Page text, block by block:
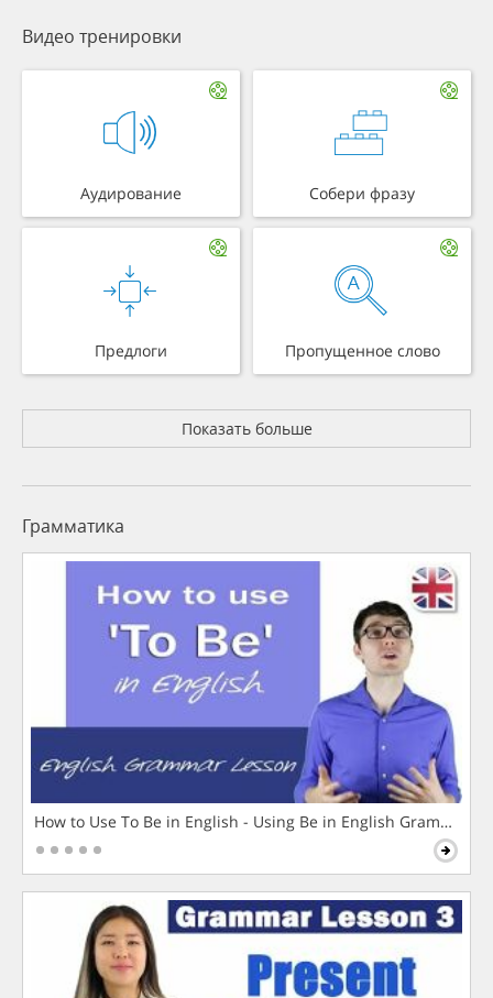
Видео тренировки
Аудирование Собери фразу
Предлоги Пропущенное слово
Показать больше
Грамматика
How to Use To Be in English - Using Be in English Grammar